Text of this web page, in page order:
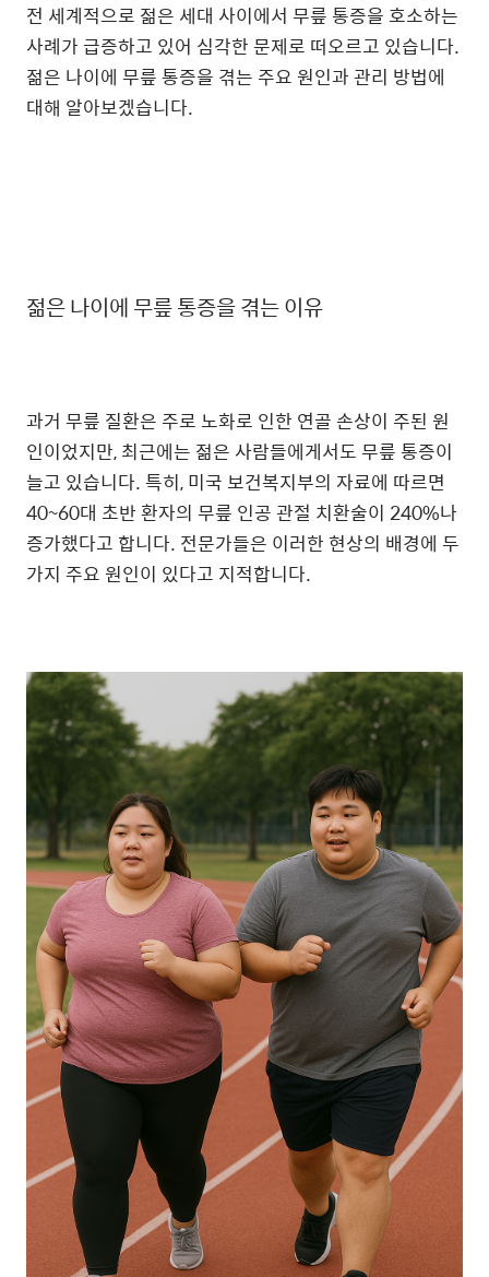
전 세계적으로 젊은 세대 사이에서 무릎 통증을 호소하는
사례가 급증하고 있어 심각한 문제로 떠오르고 있습니다.
젊은 나이에 무릎 통증을 겪는 주요 원인과 관리 방법에
대해 알아보겠습니다.
젊은 나이에 무릎 통증을 겪는 이유
과거 무릎 질환은 주로 노화로 인한 연골 손상이 주된 원
인이었지만, 최근에는 젊은 사람들에게서도 무릎 통증이
늘고 있습니다. 특히, 미국 보건복지부의 자료에 따르면
40~60대 초반 환자의 무릎 인공 관절 치환술이 240%나
증가했다고 합니다. 전문가들은 이러한 현상의 배경에 두
가지 주요 원인이 있다고 지적합니다.